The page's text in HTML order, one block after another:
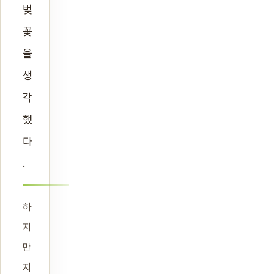
벚
꽃
을
생
각
했
다
.
하
지
만
지